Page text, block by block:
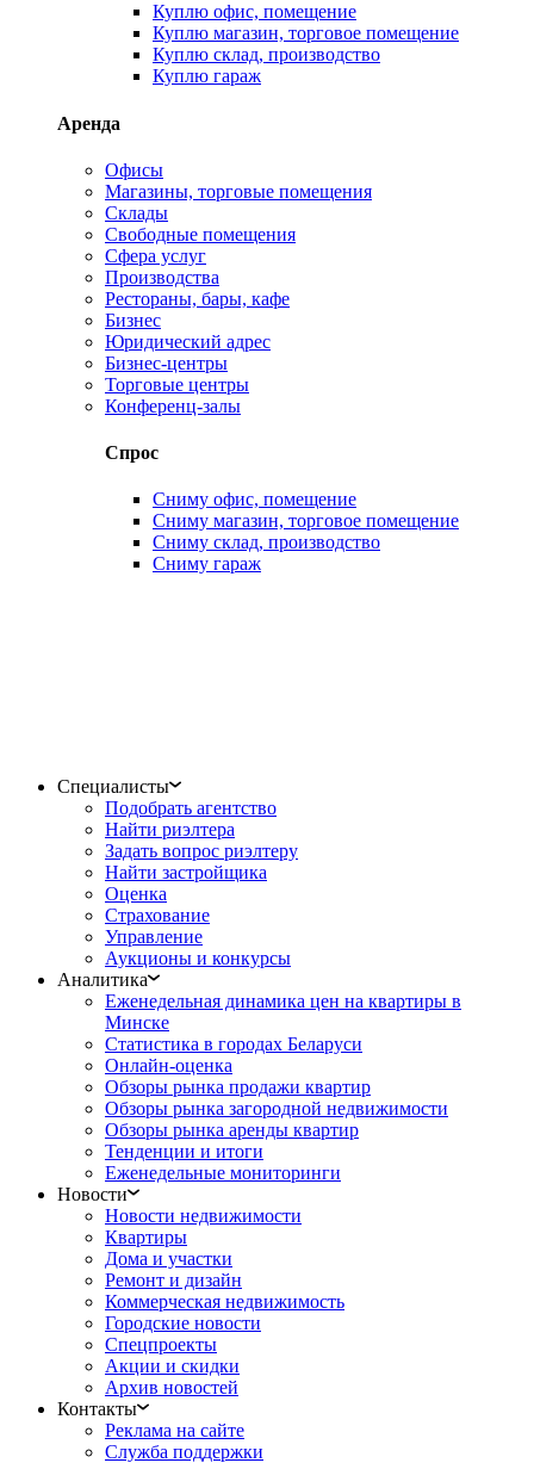
Куплю офис, помещение
Куплю магазин, торговое помещение
Куплю склад, производство
Куплю гараж
Аренда
Офисы
Магазины, торговые помещения
Склады
Свободные помещения
Сфера услуг
Производства
Рестораны, бары, кафе
Бизнес
Юридический адрес
Бизнес-центры
Торговые центры
Конференц-залы
Спрос
Сниму офис, помещение
Сниму магазин, торговое помещение
Сниму склад, производство
Сниму гараж
Специалисты
Подобрать агентство
Найти риэлтера
Задать вопрос риэлтеру
Найти застройщика
Оценка
Страхование
Управление
Аукционы и конкурсы
Аналитика
Еженедельная динамика цен на квартиры в
Минске
Статистика в городах Беларуси
Онлайн-оценка
Обзоры рынка продажи квартир
Обзоры рынка загородной недвижимости
Обзоры рынка аренды квартир
Тенденции и итоги
Еженедельные мониторинги
Новости
Новости недвижимости
Квартиры
Дома и участки
Ремонт и дизайн
Коммерческая недвижимость
Городские новости
Спецпроекты
Акции и скидки
Архив новостей
Контакты
Реклама на сайте
Служба поддержки